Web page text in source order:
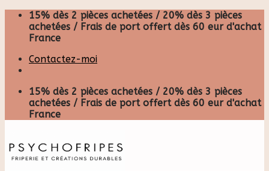
Skip
content
15% dès 2 pièces achetées / 20% dès 3 pièces
achetées / Frais de port offert dès 60 eur d'achat
France
Contactez-moi
15% dès 2 pièces achetées / 20% dès 3 pièces
achetées / Frais de port offert dès 60 eur d'achat
France